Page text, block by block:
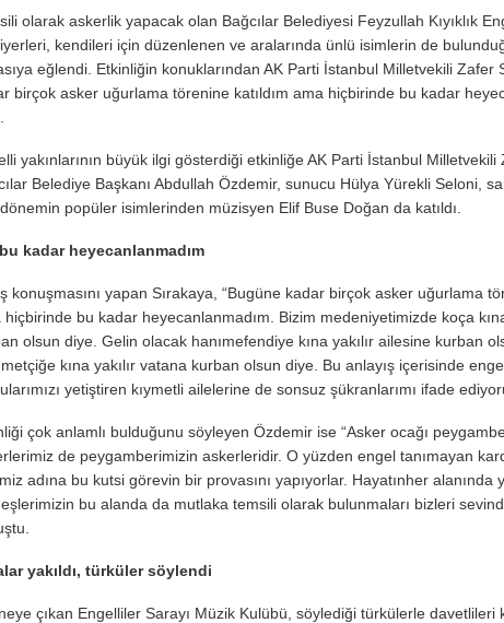
olarak askerlik yapacak olan Bağcılar Belediyesi Feyzullah Kıyıklık
kendileri için düzenlenen ve aralarında ünlü isimlerin de
eğlendi. Etkinliğin konuklarından AK Parti İstanbul Milletvekili Zafer
birçok asker uğurlama törenine katıldım ama hiçbirinde bu kadar
yakınlarının büyük ilgi gösterdiği etkinliğe AK Parti İstanbul Milletvekili
Belediye Başkanı Abdullah Özdemir, sunucu Hülya Yürekli Seloni,
popüler isimlerinden müzisyen Elif Buse Doğan da katıldı.
kadar heyecanlanmadım
konuşmasını yapan Sırakaya, “Bugüne kadar birçok asker uğurlama
hiçbirinde bu kadar heyecanlanmadım. Bizim medeniyetimizde koça kına
olsun diye. Gelin olacak hanımefendiye kına yakılır ailesine kurban
kına yakılır vatana kurban olsun diye. Bu anlayış içerisinde
yetiştiren kıymetli ailelerine de sonsuz şükranlarımı ifade
çok anlamlı bulduğunu söyleyen Özdemir ise “Asker ocağı
de peygamberimizin askerleridir. O yüzden engel tanımayan
adına bu kutsi görevin bir provasını yapıyorlar. Hayatınher alanında
bu alanda da mutlaka temsili olarak bulunmaları bizleri
yakıldı, türküler söylendi
çıkan Engelliler Sarayı Müzik Kulübü, söylediği türkülerle davetlileri